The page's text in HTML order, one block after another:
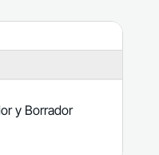
y Borrador